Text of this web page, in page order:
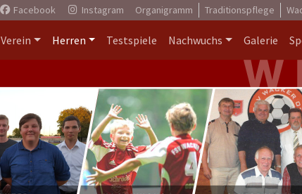
Facebook Instagram Organigramm Traditionspflege
Verein Herren Testspiele Nachwuchs Galerie